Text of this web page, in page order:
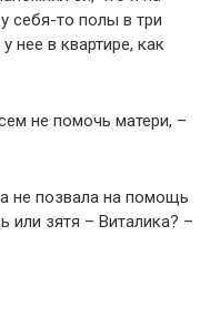
себя-то полы в три
нее в квартире, как
не помочь матери, –
не позвала на помощь
зятя – Виталика? –